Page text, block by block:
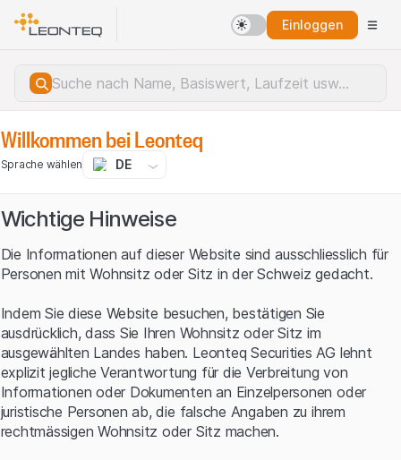
Einloggen
Serverfehler.
Willkommen bei Leonteq
Sprache wählen DE
Wichtige Hinweise
Die Informationen auf dieser Website sind ausschliesslich für
Personen mit Wohnsitz oder Sitz in der Schweiz gedacht.
Indem Sie diese Website besuchen, bestätigen Sie
ausdrücklich, dass Sie Ihren Wohnsitz oder Sitz im
ausgewählten Landes haben. Leonteq Securities AG lehnt
explizit jegliche Verantwortung für die Verbreitung von
Informationen oder Dokumenten an Einzelpersonen oder
juristische Personen ab, die falsche Angaben zu ihrem
rechtmässigen Wohnsitz oder Sitz machen.